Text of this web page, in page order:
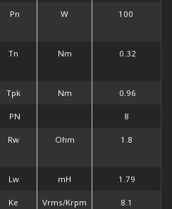
Pn W 100
Tn Nm 0.32
Tpk Nm 0.96
PN 8
Rw Ohm 1.8
Lw mH 1.79
Ke Vrms/Krpm 8.1